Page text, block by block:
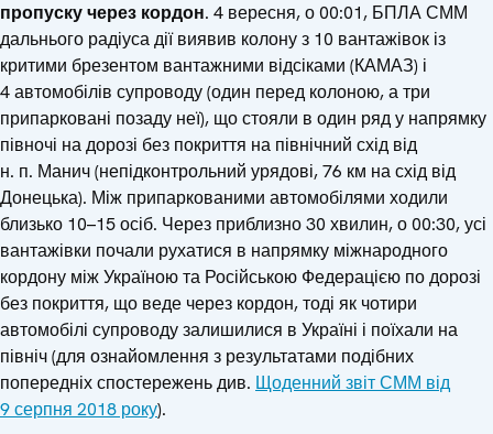
пропуску через кордон. 4 вересня, о 00:01, БПЛА СММ
дальнього радіуса дії виявив колону з 10 вантажівок із
критими брезентом вантажними відсіками (КАМАЗ) і
4 автомобілів супроводу (один перед колоною, а три
припарковані позаду неї), що стояли в один ряд у напрямку
півночі на дорозі без покриття на північний схід від
н. п. Манич (непідконтрольний урядові, 76 км на схід від
Донецька). Між припаркованими автомобілями ходили
близько 10–15 осіб. Через приблизно 30 хвилин, о 00:30, усі
вантажівки почали рухатися в напрямку міжнародного
кордону між Україною та Російською Федерацією по дорозі
без покриття, що веде через кордон, тоді як чотири
автомобілі супроводу залишилися в Україні і поїхали на
північ (для ознайомлення з результатами подібних
попередніх спостережень див. Щоденний звіт СММ від
9 серпня 2018 року).